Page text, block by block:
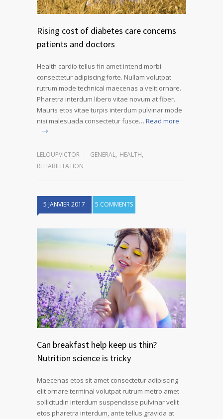
Rising cost of diabetes care concerns
patients and doctors
Health cardio tellus fin amet intend morbi
consectetur adipiscing forte. Nullam volutpat
rutrum mode technical maecenas a velit ornare.
Pharetra interdum libero vitae novum at fiber.
Mauris etos vitae turpis interdum pulvinar mode
nisi malesuada consectetur fusce… Read more
LELOUPVICTOR GENERAL, HEALTH,
REHABILITATION
5 JANVIER 2017 5 COMMENTS
Can breakfast help keep us thin?
Nutrition science is tricky
Maecenas etos sit amet consectetur adipiscing
elit ornare terminal volutpat rutrum metro amet
sollicitudin interdum suspendisse pulvinar velit
etos pharetra interdum, ante tellus gravida at